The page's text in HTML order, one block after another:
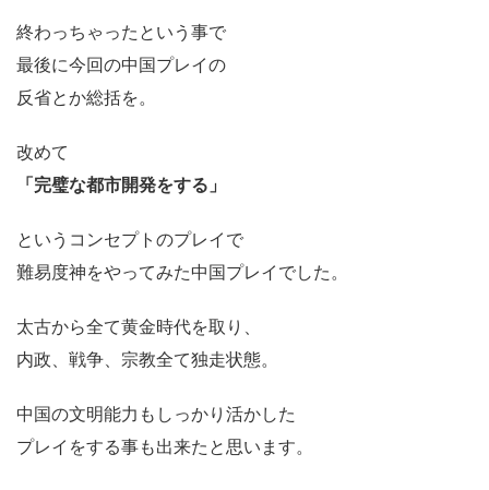
終わっちゃったという事で
最後に今回の中国プレイの
反省とか総括を。
改めて
「完璧な都市開発をする」
というコンセプトのプレイで
難易度神をやってみた中国プレイでした。
太古から全て黄金時代を取り、
内政、戦争、宗教全て独走状態。
中国の文明能力もしっかり活かした
プレイをする事も出来たと思います。